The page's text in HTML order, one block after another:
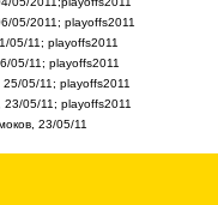
05/2011; playoffs2011
05/11; playoffs2011
05/11; playoffs2011
05/11; playoffs2011
23/05/11; playoffs2011
23/05/11